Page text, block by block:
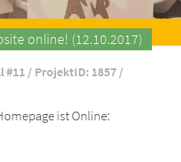
online! (12.10.2017)
#11 / ProjektID: 1857 /
ist Online: